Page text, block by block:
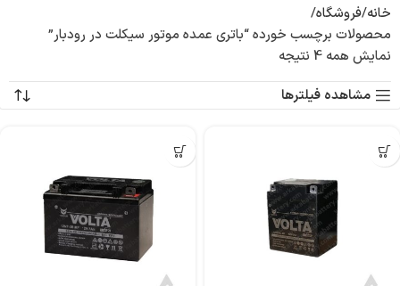
خانه فروشگاه
محصولات برچسب خورده “باتری عمده موتور سیکلت در رودبار”
نمایش همه 4 نتیجه
مشاهده فیلترها